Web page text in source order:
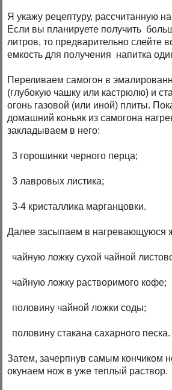
Я укажу рецептуру, рассчитанную
Если вы планируете получить
литров, то предварительно слейте
емкость для получения напитка
Переливаем самогон в
(глубокую чашку или кастрюлю) и
огонь газовой (или иной) плиты.
домашний коньяк из самогона
закладываем в него:
3 горошинки черного перца;
3 лавровых листика;
3-4 кристаллика марганцовки.
Далее засыпаем в нагревающуюся
чайную ложку сухой чайной
чайную ложку растворимого кофе;
половину чайной ложки соды;
половину стакана сахарного песка.
Затем, зачерпнув самым кончиком
окунаем нож в уже теплый раствор.